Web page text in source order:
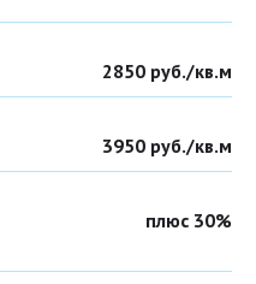
2850 руб./кв.м
3950 руб./кв.м
плюс 30%